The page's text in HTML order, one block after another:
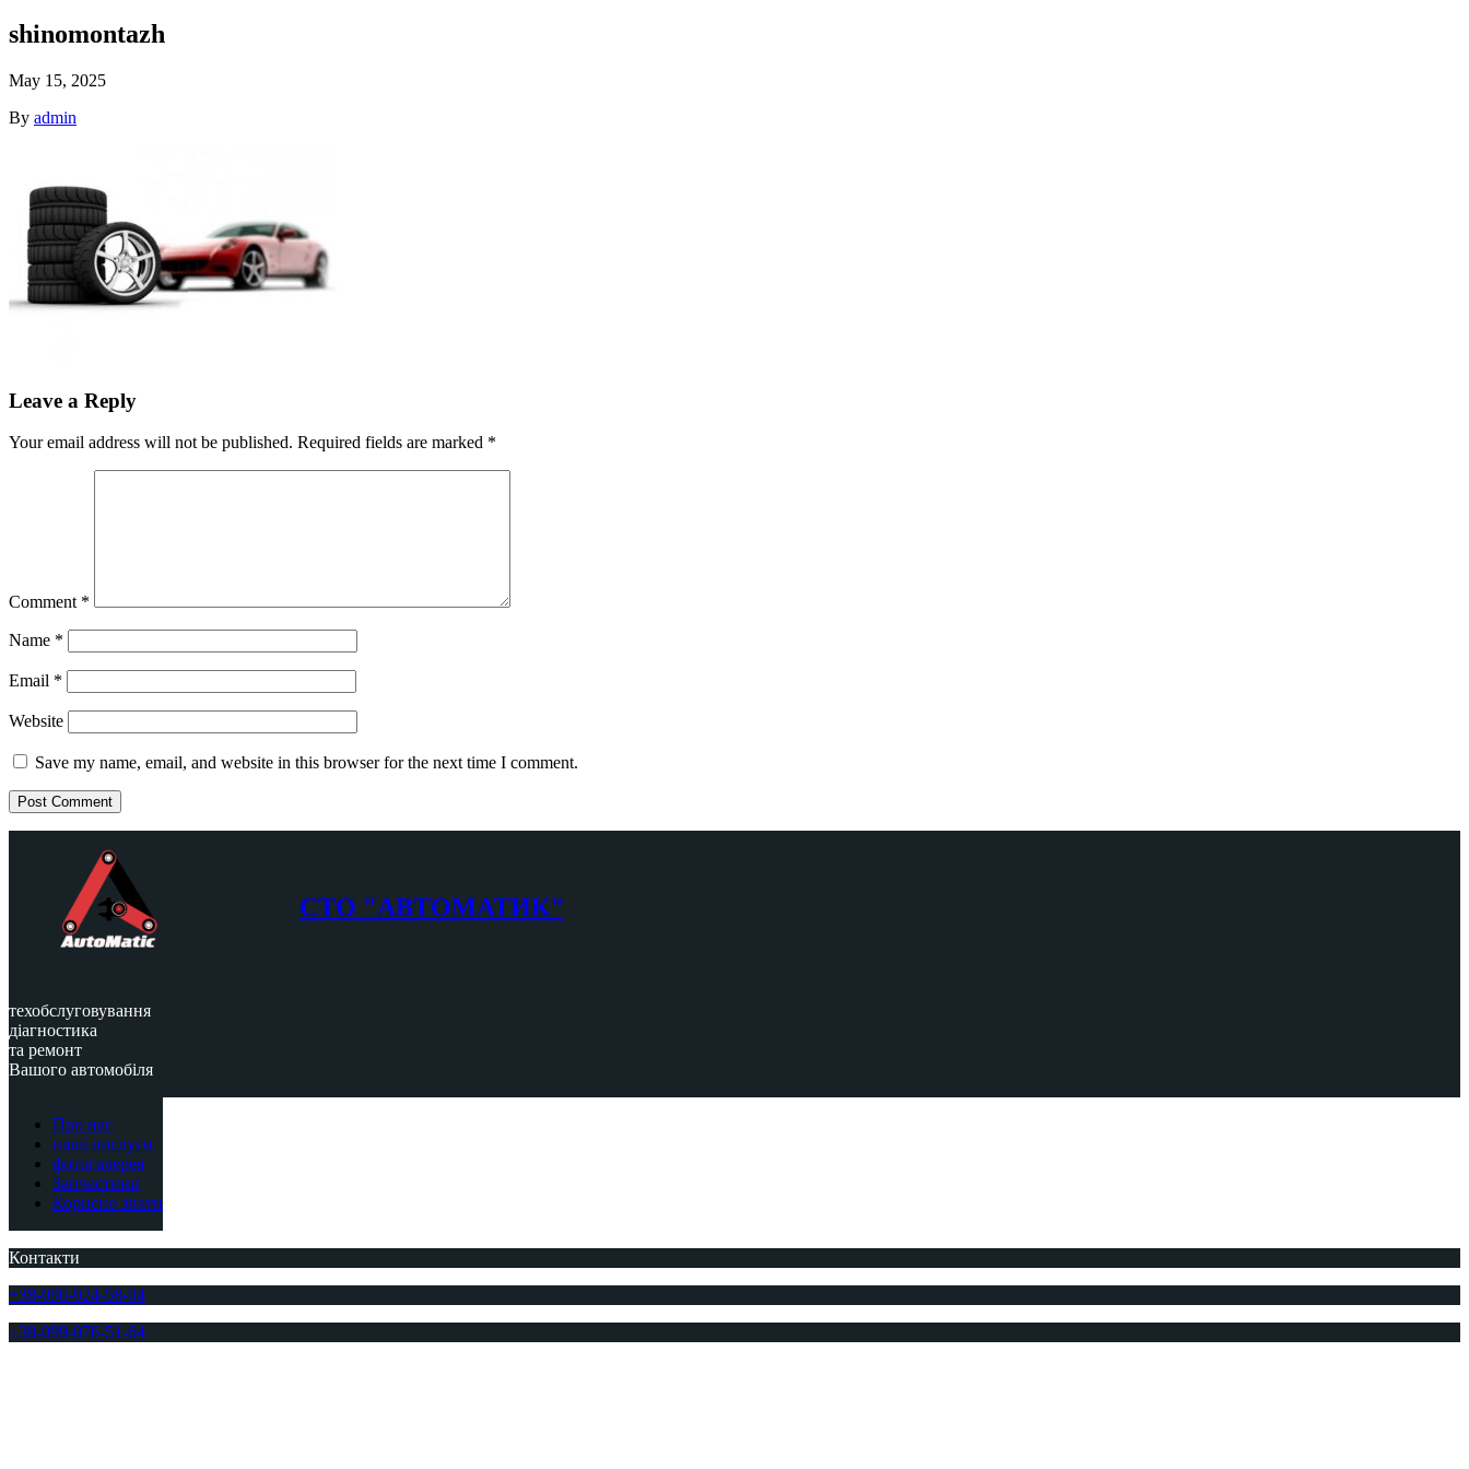
shinomontazh
May 15, 2025
By admin
Leave a Reply
Your email address will not be published. Required fields are marked *
Comment *
Name *
Email *
Website
Save my name, email, and website in this browser for the next time I comment.
СТО "АВТОМАТИК"
техобслуговування
діагностика
та ремонт
Вашого автомобіля
Про нас
наші послуги
фотогалерея
Запчастини
Корисно знати
Контакти
+38-096-924-58-04
+38-099-076-51-64